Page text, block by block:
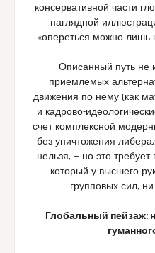
консервативной части
наглядной
«опереться можно лишь
Описанный путь не
приемлемых
движения по нему (как
и кадрово-
счет комплексной
без уничтожения
нельзя, — но это
который у высшего
групповых сил,
Глобальный пейзаж: